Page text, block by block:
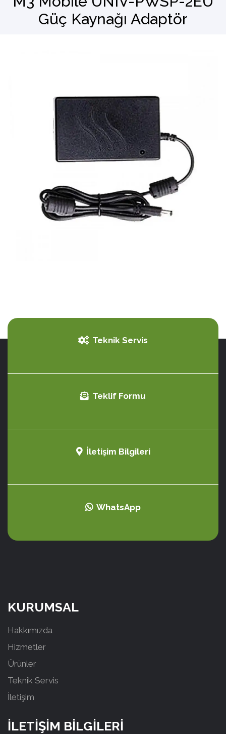
Barkod Okuyucu
Güç Kaynağı Adaptör
Teknik Servis
Teklif Formu
İletişim Bilgileri
WhatsApp
KURUMSAL
Hakkımızda
Hizmetler
Ürünler
Teknik Servis
İletişim
İLETİŞİM BİLGİLERİ